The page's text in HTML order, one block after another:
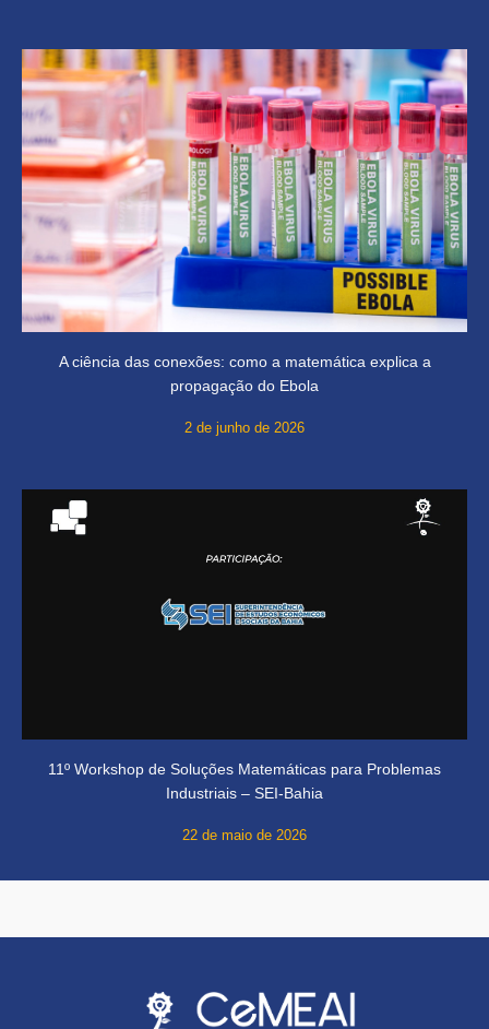
A ciência das conexões: como a matemática explica a
propagação do Ebola
2 de junho de 2026
11º Workshop de Soluções Matemáticas para Problemas
Industriais – SEI-Bahia
22 de maio de 2026